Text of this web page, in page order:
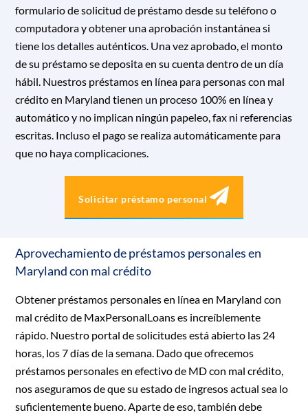
formulario de solicitud de préstamo desde su teléfono o
computadora y obtener una aprobación instantánea si
tiene los detalles auténticos. Una vez aprobado, el monto
de su préstamo se deposita en su cuenta dentro de un día
hábil. Nuestros préstamos en línea para personas con mal
crédito en Maryland tienen un proceso 100% en línea y
automático y no implican ningún papeleo, fax ni referencias
escritas. Incluso el pago se realiza automáticamente para
que no haya complicaciones.
Solicitar préstamo personal
Aprovechamiento de préstamos personales en
Maryland con mal crédito
Obtener préstamos personales en línea en Maryland con
mal crédito de MaxPersonalLoans es increíblemente
rápido. Nuestro portal de solicitudes está abierto las 24
horas, los 7 días de la semana. Dado que ofrecemos
préstamos personales en efectivo de MD con mal crédito,
nos aseguramos de que su estado de ingresos actual sea lo
suficientemente bueno. Aparte de eso, también debe